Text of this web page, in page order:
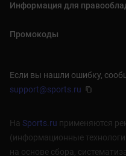
Информация для
Промокоды
Если вы нашли ошибку,
support@sports.ru
На Sports.ru применяются
(информационные
на основе сбора,